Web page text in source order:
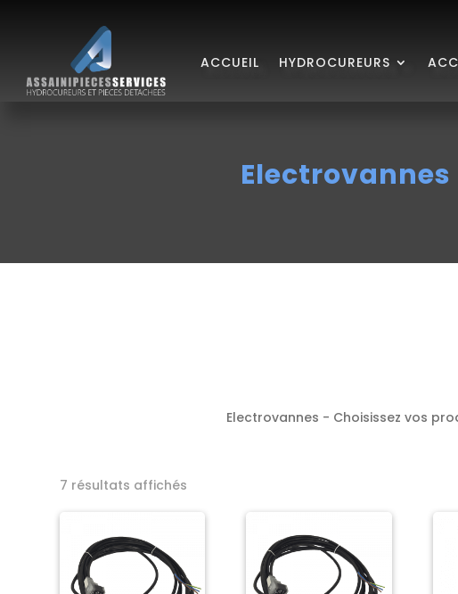
ACCUEIL HYDROCUREURS
Electrovannes
Electrovannes - Choisissez vos
7 résultats affichés